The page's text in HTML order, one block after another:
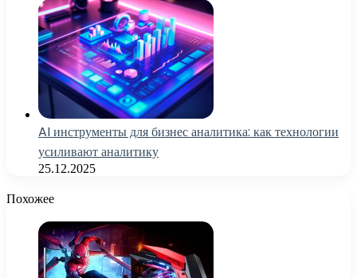
AI инструменты для бизнес аналитика: как технологии
усиливают аналитику
25.12.2025
Похожее